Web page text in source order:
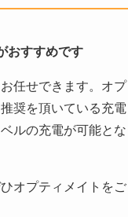
おすすめです
任せできます。オプ
奨を頂いている充電
ルの充電が可能とな
オプティメイトをご